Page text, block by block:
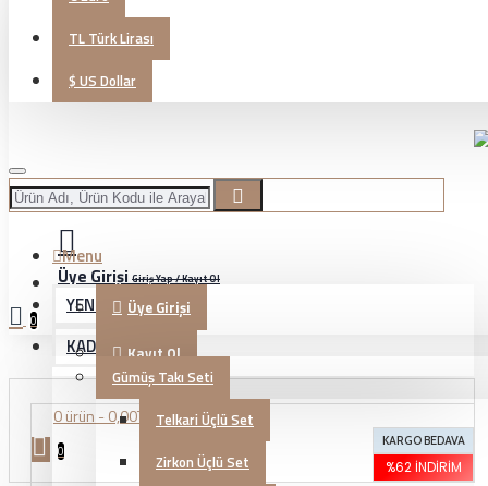
TL Türk Lirası
$ US Dollar
Üye Girişi Giriş Yap / Kayıt Ol
Üye Girişi
Kayıt Ol
0 ürün - 0,00TL
0
Menu
YENİ GELENLER
KADIN TAKI
Gümüş Takı Seti
Telkari Üçlü Set
Zirkon Üçlü Set
0
KARGO BEDAVA
%62 İNDIRIM